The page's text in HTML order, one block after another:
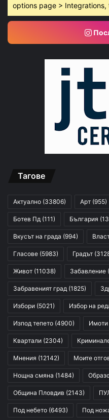
options page > Integrations,
Тагове
Актуално (33806) Арт (955)
Ботев Пд (111) България
Вкусът на града (994)
Гласове (5983) Градът
Живот (11038) Забавление
Забравеният град (1825)
Избори (5021) Избор на
Изпод тепето (4900) Имоти
Квартали (2304)
Мнения (12142) Моите
Нощна смяна (1484)
Община Пловдив (2143)
Под небето (6493) Под